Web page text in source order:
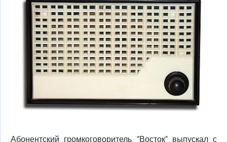
Абонентский громкоговоритель "Восток" выпускал с